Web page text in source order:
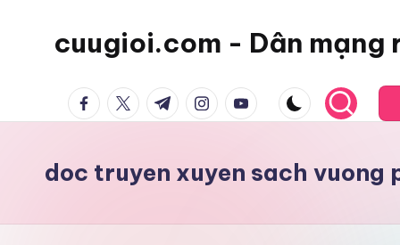
cuugioi.com - Dân mạng
facebook.com
twitter.com
t.me instagram.com
youtube.com
doc truyen xuyen sach